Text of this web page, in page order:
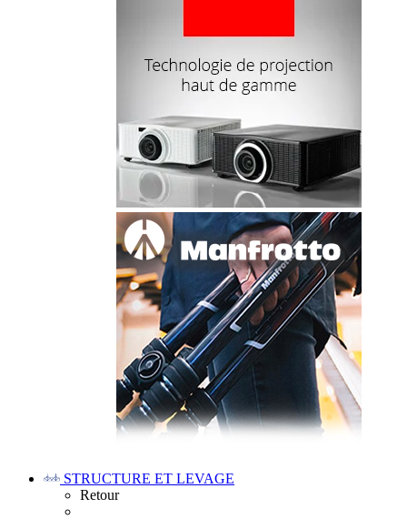
STRUCTURE ET LEVAGE
Retour